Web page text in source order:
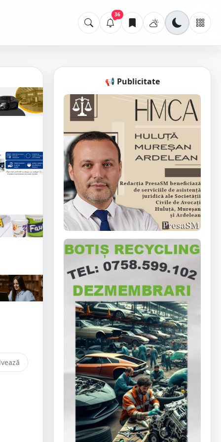
36
📢 Publicitate